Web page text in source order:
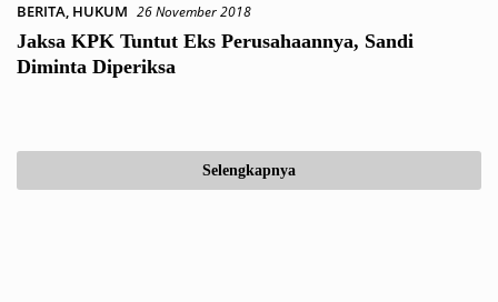
BERITA, HUKUM 26 November 2018
Jaksa KPK Tuntut Eks Perusahaannya, Sandi
Diminta Diperiksa
Selengkapnya